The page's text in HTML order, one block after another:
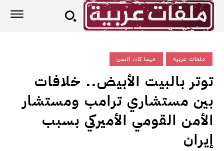
ملفات عربية مهما كان الثمن
توتر بالبيت الأبيض.. خلافات
بين مستشاري ترامب ومستشار
الأمن القومي الأميركي بسبب
إيران